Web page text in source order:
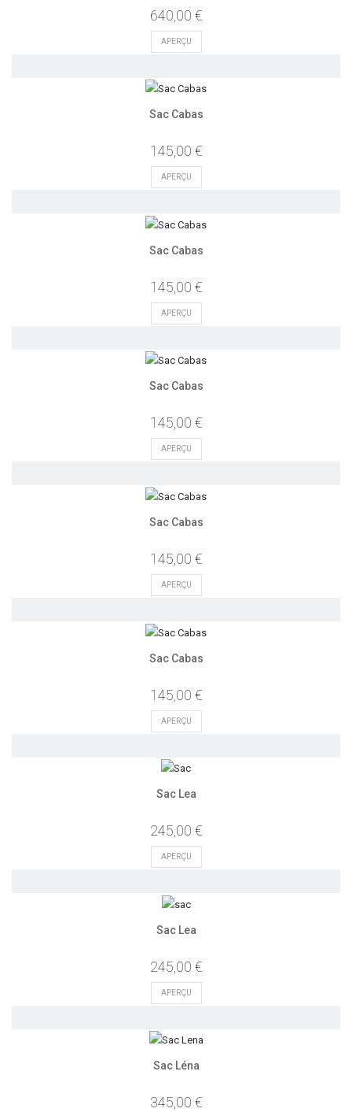
640,00 €
APERÇU
Sac Cabas
145,00 €
APERÇU
Sac Cabas
145,00 €
APERÇU
Sac Cabas
145,00 €
APERÇU
Sac Cabas
145,00 €
APERÇU
Sac Cabas
145,00 €
APERÇU
Sac Lea
245,00 €
APERÇU
Sac Lea
245,00 €
APERÇU
Sac Léna
345,00 €